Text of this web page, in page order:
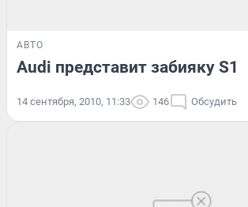
АВТО
Audi представит забияку S1
14 сентября, 2010, 11:33 146 Обсудить